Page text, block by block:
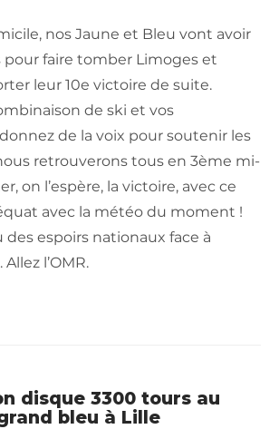
nos Jaune et Bleu vont avoir
pour faire tomber Limoges et
leur 10e victoire de suite.
de ski et vos
de la voix pour soutenir les
retrouverons tous en 3ème mi-
on l’espère, la victoire, avec ce
avec la météo du moment !
des espoirs nationaux face à
l’OMR.
disque 3300 tours au
bleu à Lille